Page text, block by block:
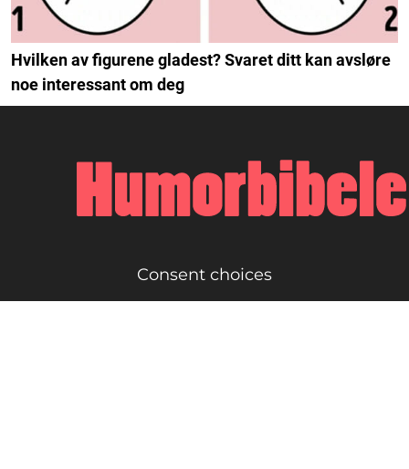
Hvilken av figurene gladest? Svaret ditt kan avsløre
noe interessant om deg
Consent choices